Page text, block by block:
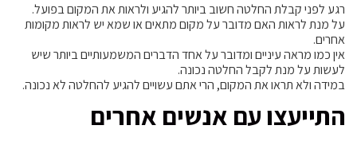
רגע לפני קבלת החלטה חשוב ביותר להגיע ולראות את המקום בפועל.
על מנת לראות האם מדובר על מקום מתאים או שמא יש לראות מקומות
אחרים.
אין כמו מראה עיניים ומדובר על אחד הדברים המשמעותיים ביותר שיש
לעשות על מנת לקבל החלטה נכונה.
במידה ולא תראו את המקום, הרי אתם עשויים להגיע להחלטה לא נכונה.
התייעצו עם אנשים אחרים